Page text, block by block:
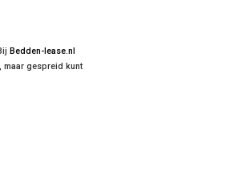
Bedden-lease.nl
maar gespreid kunt